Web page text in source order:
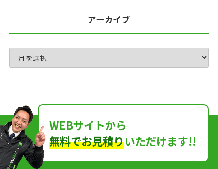
アーカイブ
WEBサイトから
無料でお見積りいただけます!!